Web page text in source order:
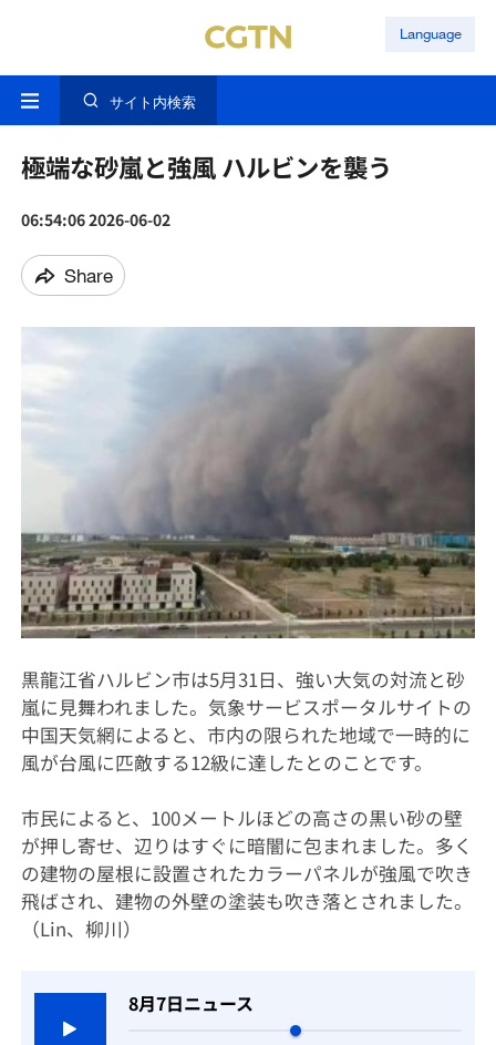
Language
サイト内検索
極端な砂嵐と強風 ハルビンを襲う
06:54:06 2026-06-02
Share
黒龍江省ハルビン市は5月31日、強い大気の対流と砂
嵐に見舞われました。気象サービスポータルサイトの
中国天気網によると、市内の限られた地域で一時的に
風が台風に匹敵する12級に達したとのことです。
市民によると、100メートルほどの高さの黒い砂の壁
が押し寄せ、辺りはすぐに暗闇に包まれました。多く
の建物の屋根に設置されたカラーパネルが強風で吹き
飛ばされ、建物の外壁の塗装も吹き落とされました。
（Lin、柳川）
8月7日ニュース